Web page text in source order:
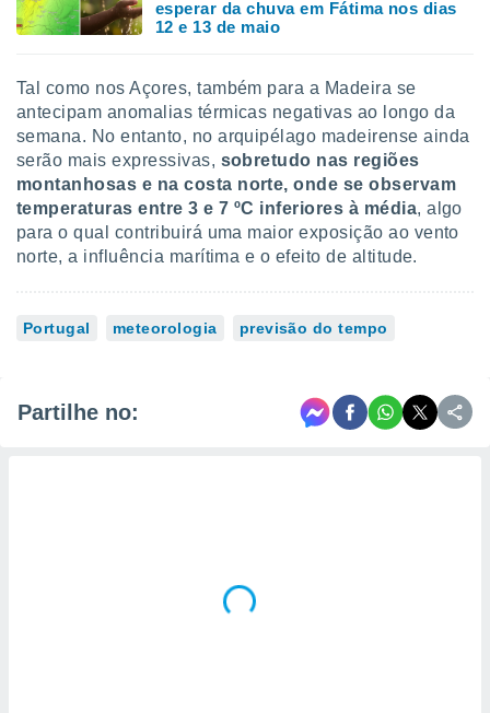
esperar da chuva em Fátima nos dias
12 e 13 de maio
Tal como nos Açores, também para a Madeira se
antecipam anomalias térmicas negativas ao longo da
semana. No entanto, no arquipélago madeirense ainda
serão mais expressivas, sobretudo nas regiões
montanhosas e na costa norte, onde se observam
temperaturas entre 3 e 7 ºC inferiores à média, algo
para o qual contribuirá uma maior exposição ao vento
norte, a influência marítima e o efeito de altitude.
Portugal meteorologia previsão do tempo
Partilhe no: